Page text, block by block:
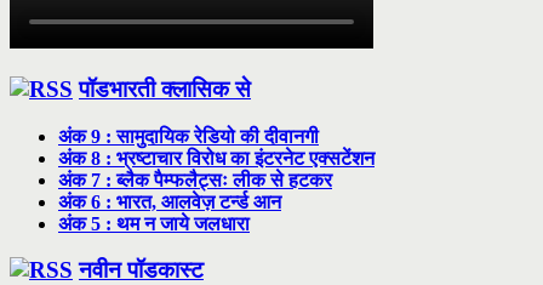
पॉडभारती क्लासिक से
अंक 9 : सामुदायिक रेडियो की दीवानगी
अंक 8 : भ्रष्टाचार विरोध का इंटरनेट एक्सटेंशन
अंक 7 : ब्लैक पैम्फलैट्सः लीक से हटकर
अंक 6 : भारत, आलवेज़ टर्न्ड आन
अंक 5 : थम न जाये जलधारा
नवीन पॉडकास्ट